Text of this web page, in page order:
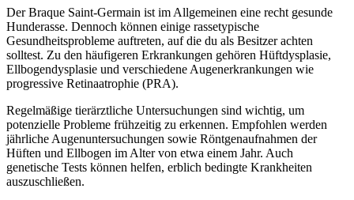
Der Braque Saint-Germain ist im Allgemeinen eine recht gesunde
Hunderasse. Dennoch können einige rassetypische
Gesundheitsprobleme auftreten, auf die du als Besitzer achten
solltest. Zu den häufigeren Erkrankungen gehören Hüftdysplasie,
Ellbogendysplasie und verschiedene Augenerkrankungen wie
progressive Retinaatrophie (PRA).
Regelmäßige tierärztliche Untersuchungen sind wichtig, um
potenzielle Probleme frühzeitig zu erkennen. Empfohlen werden
jährliche Augenuntersuchungen sowie Röntgenaufnahmen der
Hüften und Ellbogen im Alter von etwa einem Jahr. Auch
genetische Tests können helfen, erblich bedingte Krankheiten
auszuschließen.